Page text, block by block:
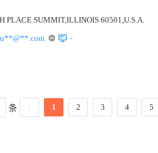
PLACE SUMMIT,ILLINOIS 60501,U.S.A.
-
条 1 2 3 4 5